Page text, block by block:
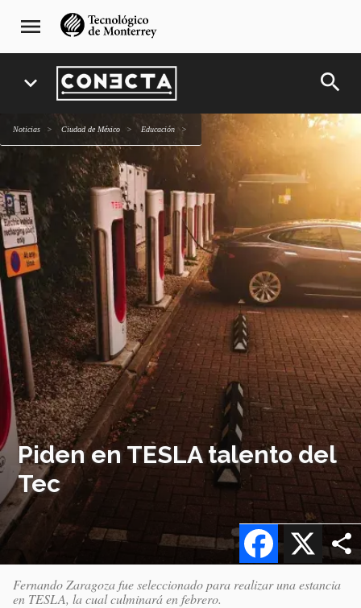
navegación
principal
menu
expand_more search
Noticias Ciudad de México Educación
Piden en TESLA talento del
Tec
X
Facebook
Fernando Zaragoza fue seleccionado para realizar una estancia
en TESLA, la cual culminará en febrero.